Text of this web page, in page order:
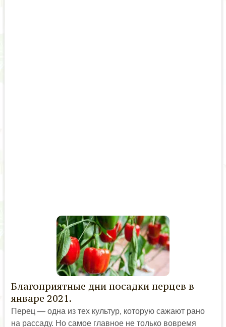
Благоприятные дни посадки перцев в
январе 2021.
Перец — одна из тех культур, которую сажают рано
на рассаду. Но самое главное не только вовремя